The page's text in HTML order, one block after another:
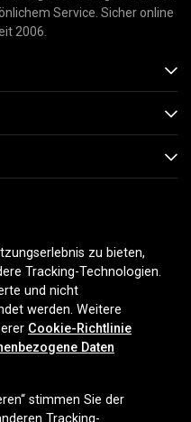
Service. Sicher online
2006.
zu bieten,
Tracking-Technologien.
und nicht
werden. Weitere
Cookie-Richtlinie
Daten
stimmen Sie der
Tracking-